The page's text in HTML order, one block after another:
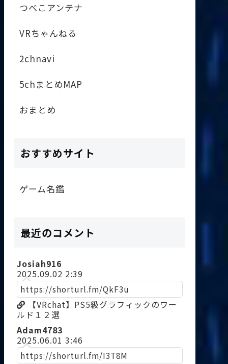
つべこアンテナ
VRちゃんねる
2chnavi
5chまとめMAP
おまとめ
おすすめサイト
ゲーム名鑑
最近のコメント
Josiah916
2025.09.02 2:39
https://shorturl.fm/QkF3u
【VRchat】PS5級グラフィックのワー
ルド１２選
Adam4783
2025.06.01 3:46
https://shorturl.fm/I3T8M